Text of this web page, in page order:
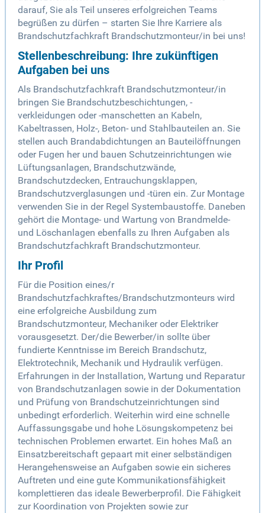
darauf, Sie als Teil unseres erfolgreichen Teams
begrüßen zu dürfen – starten Sie Ihre Karriere als
Brandschutzfachkraft Brandschutzmonteur/in bei uns!
Stellenbeschreibung: Ihre zukünftigen
Aufgaben bei uns
Als Brandschutzfachkraft Brandschutzmonteur/in
bringen Sie Brandschutzbeschichtungen, -
verkleidungen oder -manschetten an Kabeln,
Kabeltrassen, Holz-, Beton- und Stahlbauteilen an. Sie
stellen auch Brandabdichtungen an Bauteilöffnungen
oder Fugen her und bauen Schutzeinrichtungen wie
Lüftungsanlagen, Brandschutzwände,
Brandschutzdecken, Entrauchungsklappen,
Brandschutzverglasungen und -türen ein. Zur Montage
verwenden Sie in der Regel Systembaustoffe. Daneben
gehört die Montage- und Wartung von Brandmelde-
und Löschanlagen ebenfalls zu Ihren Aufgaben als
Brandschutzfachkraft Brandschutzmonteur.
Ihr Profil
Für die Position eines/r
Brandschutzfachkraftes/Brandschutzmonteurs wird
eine erfolgreiche Ausbildung zum
Brandschutzmonteur, Mechaniker oder Elektriker
vorausgesetzt. Der/die Bewerber/in sollte über
fundierte Kenntnisse im Bereich Brandschutz,
Elektrotechnik, Mechanik und Hydraulik verfügen.
Erfahrungen in der Installation, Wartung und Reparatur
von Brandschutzanlagen sowie in der Dokumentation
und Prüfung von Brandschutzeinrichtungen sind
unbedingt erforderlich. Weiterhin wird eine schnelle
Auffassungsgabe und hohe Lösungskompetenz bei
technischen Problemen erwartet. Ein hohes Maß an
Einsatzbereitschaft gepaart mit einer selbständigen
Herangehensweise an Aufgaben sowie ein sicheres
Auftreten und eine gute Kommunikationsfähigkeit
komplettieren das ideale Bewerberprofil. Die Fähigkeit
zur Koordination von Projekten sowie zur